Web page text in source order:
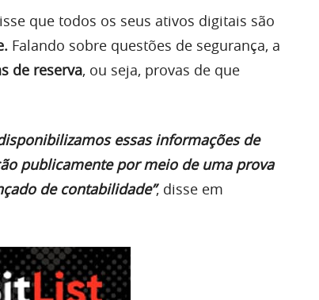
que todos os seus ativos digitais são
Falando sobre questões de segurança, a
de reserva, ou seja, provas de que
essas informações de
publicamente por meio de uma prova
de contabilidade”, disse em